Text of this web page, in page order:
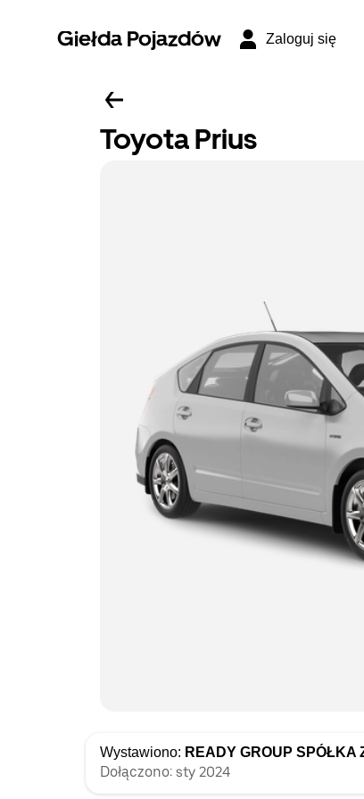
Giełda Pojazdów Zaloguj się
Toyota Prius
Wystawiono: READY GROUP SPÓŁKA
Dołączono: sty 2024